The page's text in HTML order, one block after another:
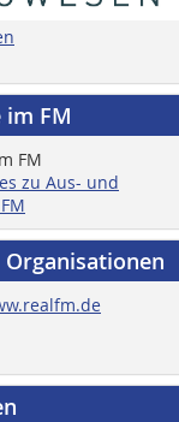
im FM
zu Aus- und